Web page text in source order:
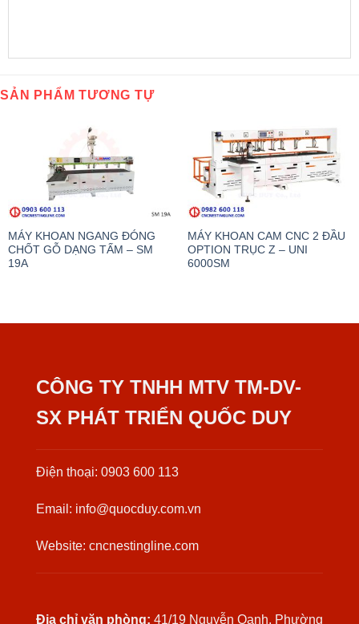
SẢN PHẨM TƯƠNG TỰ
MÁY KHOAN NGANG ĐÓNG
CHỐT GỖ DẠNG TẤM – SM
19A
MÁY KHOAN CAM CNC 2 ĐẦU
OPTION TRỤC Z – UNI
6000SM
CÔNG TY TNHH MTV TM-DV-
SX PHÁT TRIỂN QUỐC DUY
Điện thoại: 0903 600 113
Email: info@quocduy.com.vn
Website: cncnestingline.com
Địa chỉ văn phòng: 41/19 Nguyễn Oanh, Phường